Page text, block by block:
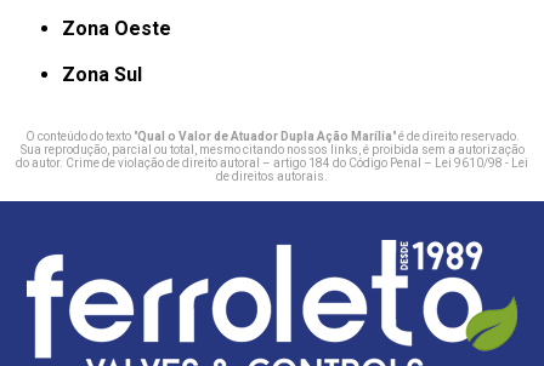
Zona Oeste
Zona Sul
O conteúdo do texto "Qual o Valor de Atuador Dupla Ação Marília" é de direito reservado.
Sua reprodução, parcial ou total, mesmo citando nossos links, é proibida sem a autorização
do autor. Crime de violação de direito autoral – artigo 184 do Código Penal – Lei 9610/98 - Lei
de direitos autorais.